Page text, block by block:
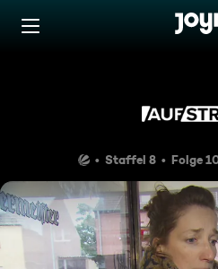
Zum Inhalt springen
Staffel 8 Folge